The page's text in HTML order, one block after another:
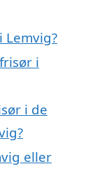
i
i de
eller